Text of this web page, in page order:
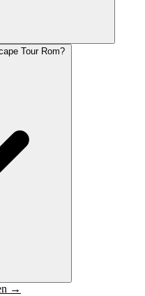
Tour Rom?
→